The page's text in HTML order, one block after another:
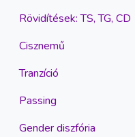
Rövidítések: TS, TG, CD
Cisznemű
Tranzíció
Passing
Gender diszfória